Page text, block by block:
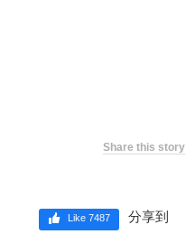
Share this story
分享到
Like 7487